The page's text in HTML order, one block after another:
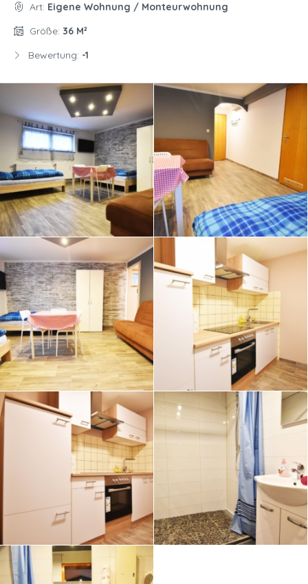
Art: Eigene Wohnung / Monteurwohnung
Größe: 36 M²
Bewertung: -1